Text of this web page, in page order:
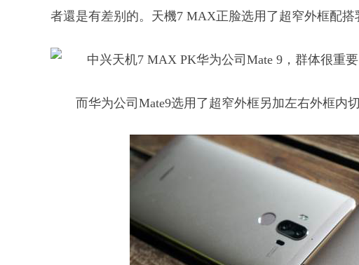
者還是有差别的。天機7 MAX正脸选用了超窄外框配搭
而华为公司Mate9选用了超窄外框另加左右外框内